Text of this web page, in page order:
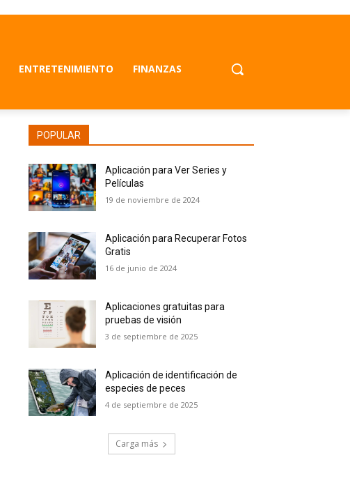
ENTRETENIMIENTO FINANZAS
POPULAR
Aplicación para Ver Series y
Películas
19 de noviembre de 2024
Aplicación para Recuperar Fotos
Gratis
16 de junio de 2024
Aplicaciones gratuitas para
pruebas de visión
3 de septiembre de 2025
Aplicación de identificación de
especies de peces
4 de septiembre de 2025
Carga más